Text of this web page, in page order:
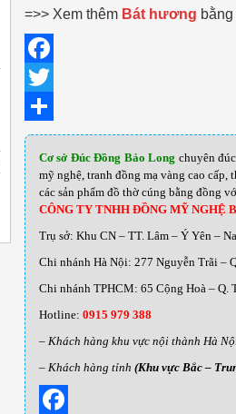
=>> Xem thêm Bát hương
F
c
e
b
o
o
k
T
w
i
t
t
e
r
S
h
a
r
e
Cơ sở Đúc Đồng Bảo Long chuyên
mỹ nghệ, tranh đồng mạ vàng cao cấp,
các sản phẩm đồ thờ cúng bằng đồng
CÔNG TY TNHH ĐỒNG MỸ NGHỆ
Trụ sở: Khu CN – TT. Lâm – Ý Yên –
Chi nhánh Hà Nội: 277 Nguyễn Trãi –
Chi nhánh TPHCM: 65 Cộng Hoà – Q.
Hotline: 0915 979 388
– Khách hàng khu vực nội thành Hà
– Khách hàng tỉnh (Khu vực Bắc –